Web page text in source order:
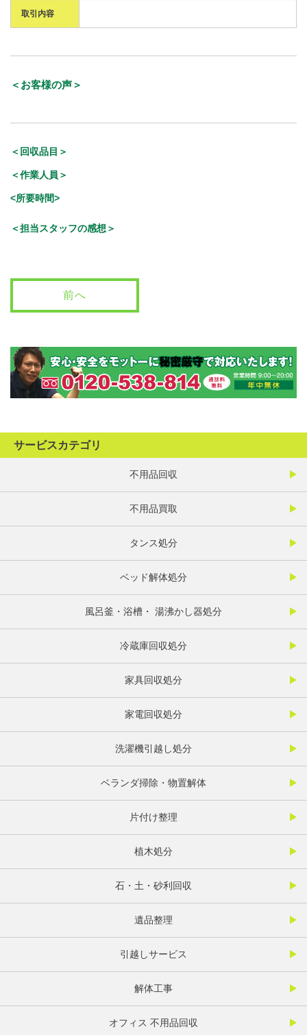
取引内容
＜お客様の声＞
＜回収品目＞
＜作業人員＞
<所要時間>
＜担当スタッフの感想＞
前へ
サービスカテゴリ
不用品回収
不用品買取
タンス処分
ベッド解体処分
風呂釜・浴槽・ 湯沸かし器処分
冷蔵庫回収処分
家具回収処分
家電回収処分
洗濯機引越し処分
ベランダ掃除・物置解体
片付け整理
植木処分
石・土・砂利回収
遺品整理
引越しサービス
解体工事
オフィス 不用品回収